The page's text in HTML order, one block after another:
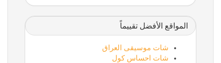
المواقع الأفضل تقييماً
شات موسيقى العراق
شات احساس كول